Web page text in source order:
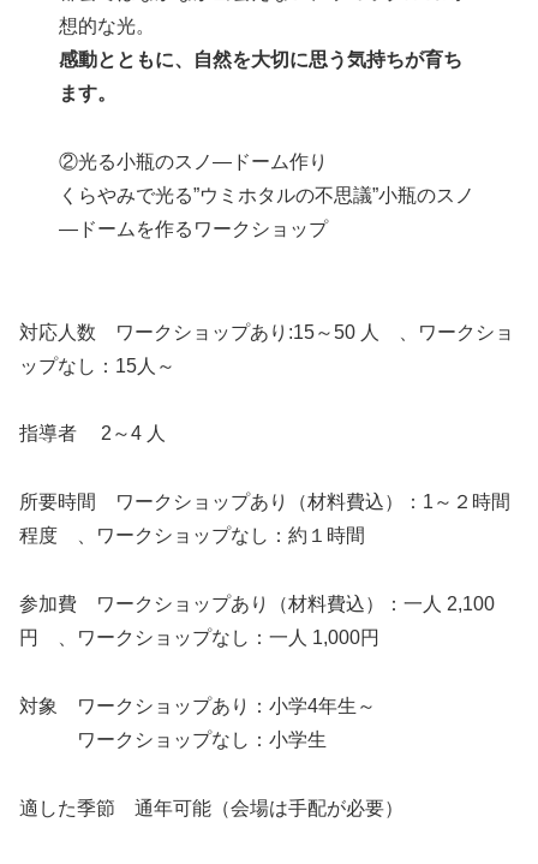
想的な光。
感動とともに、自然を大切に思う気持ちが育ち
ます。
②光る小瓶のスノ―ドーム作り
くらやみで光る”ウミホタルの不思議”小瓶のスノ
―ドームを作るワークショップ
対応人数 ワークショップあり:15～50 人 、ワークショ
ップなし：15人～
指導者 2～4 人
所要時間 ワークショップあり（材料費込）：1～２時間
程度 、ワークショップなし：約１時間
参加費 ワークショップあり（材料費込）：一人 2,100
円 、ワークショップなし：一人 1,000円
対象 ワークショップあり：小学4年生～
ワークショップなし：小学生
適した季節 通年可能（会場は手配が必要）